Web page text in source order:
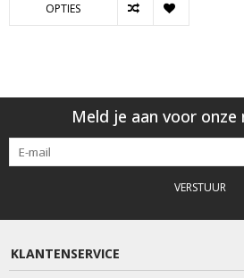
OPTIES
Meld je aan voor
VERSTUUR
KLANTENSERVICE